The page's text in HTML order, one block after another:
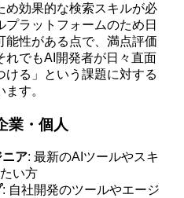
め効果的な検索スキルが必
ラットフォームのため日
能性がある点で、満点評価
れでもAI開発者が日々直面
ける」という課題に対する
す。
業・個人
ニア: 最新のAIツールやスキ
い方
: 自社開発のツールやエージ